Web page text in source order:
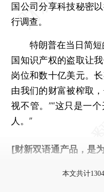
国公司分享科技秘密
行调查。
特朗普在当日简短
国知识产权的盗取让
岗位和数十亿美元。
由我们的财富被榨取
视不管。”“这只是一
人。”
[财新双语通产品，是
本文共计